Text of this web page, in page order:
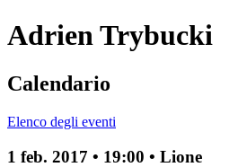
AdrienTrybucki
Calendario
Elenco degli eventi
1 feb. 2017 • 19:00 • Lione